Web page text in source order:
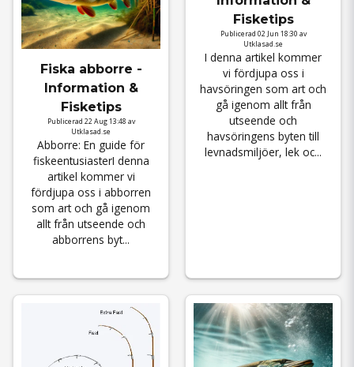
Fiska abborre -
Information &
Fisketips
Publicerad 22 Aug 13:48 av
Utklasad.se
Abborre: En guide för
fiskeentusiasterI denna
artikel kommer vi
fördjupa oss i abborren
som art och gå igenom
allt från utseende och
abborrens byt...
Fisketips
Publicerad 02 Jun 18:30 av
Utklasad.se
I denna artikel kommer
vi fördjupa oss i
havsöringen som art och
gå igenom allt från
utseende och
havsöringens byten till
levnadsmiljöer, lek oc...